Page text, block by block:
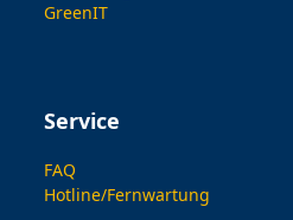
GreenIT
Service
FAQ
Hotline/Fernwartung